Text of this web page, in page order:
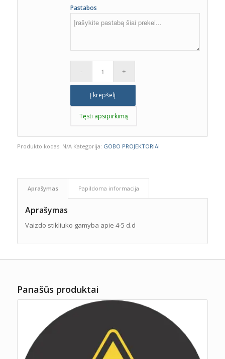
Pastabos
Į krepšelį
Tęsti apsipirkimą
Produkto kodas: N/A Kategorija: GOBO PROJEKTORIAI
Aprašymas Papildoma informacija
Aprašymas
Vaizdo stikliuko gamyba apie 4-5 d.d
Panašūs produktai